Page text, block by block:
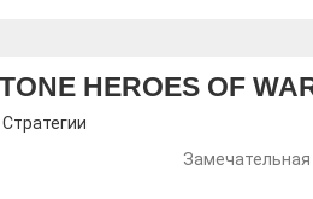
HEROES OF
Стратегии
Замечательная